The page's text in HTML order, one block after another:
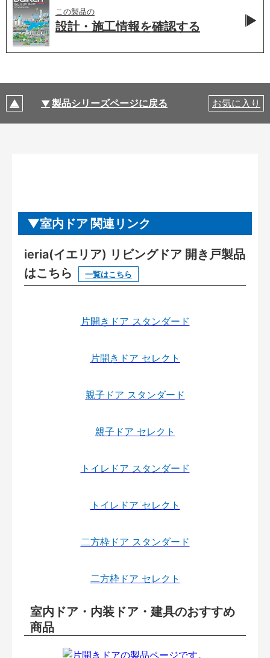
この製品の
設計・施工情報を確認する
製品シリーズページに戻る お気に入り
室内ドア 関連リンク
ieria(イエリア) リビングドア 開き戸製品
はこちら
一覧はこちら
片開きドア スタンダード
片開きドア セレクト
親子ドア スタンダード
親子ドア セレクト
トイレドア スタンダード
トイレドア セレクト
二方枠ドア スタンダード
二方枠ドア セレクト
室内ドア・内装ドア・建具のおすすめ
商品